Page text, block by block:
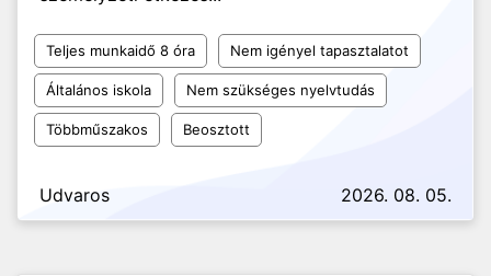
Teljes munkaidő 8 óra Nem igényel tapasztalatot
Általános iskola Nem szükséges nyelvtudás
Többműszakos Beosztott
Udvaros 2026. 08. 05.